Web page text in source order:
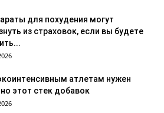
для похудения могут
из страховок, если вы будете
атлетам нужен
этот стек добавок